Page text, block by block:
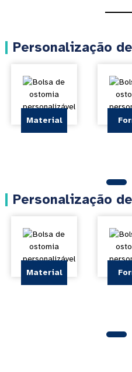
Personalização
Material
Personalização
Material